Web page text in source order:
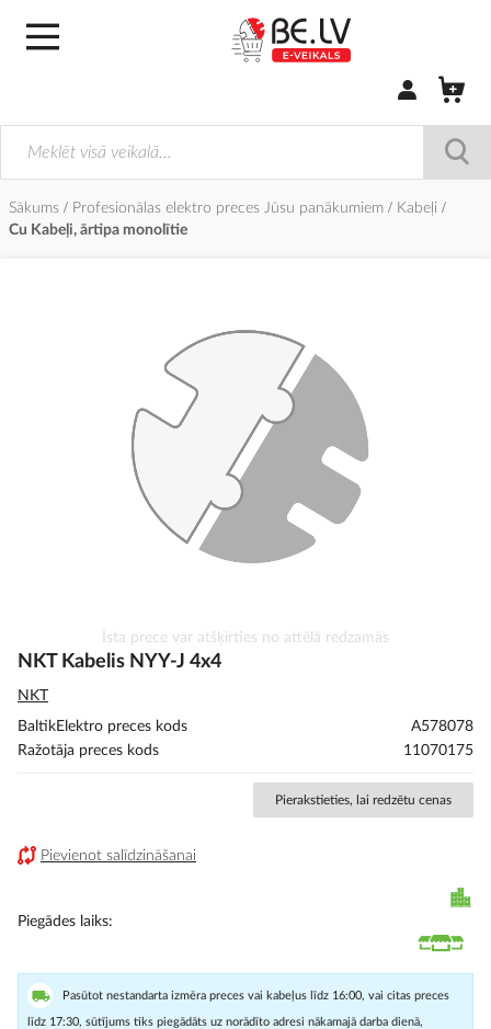
Pierakstīties/
Sākums Profesionālas elektro preces Jūsu panākumiem
Kabeļi
Cu Kabeļi, ārtipa monolītie
uz
sākumu
Īsta prece var atšķirties no attēlā redzamās
NKT Kabelis NYY-J 4x4
NKT
BaltikElektro preces kods
A578078
Ražotāja preces kods
11070175
Pierakstieties, lai redzētu cenas
Pievienot salīdzināšanai
Piegādes laiks
Pasūtot nestandarta izmēra preces vai kabeļus līdz 16:00, vai citas preces
līdz 17:30, sūtījums tiks piegādāts uz norādīto adresi nākamajā darba dienā,